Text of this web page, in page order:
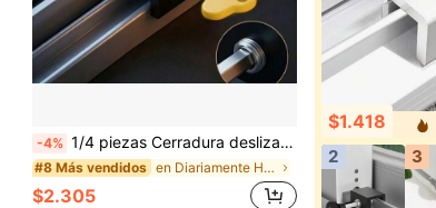
-4% 1/4 piezas Cerradura deslizante ajustable para ventana, material de aleación de aluminio, con llave, limitador de posición de ventana, apto para puertas y ventanas deslizantes horizontales
#8 Más vendidos en Diariamente Herrajes para ventanas
$2.305
$1.418
2
3